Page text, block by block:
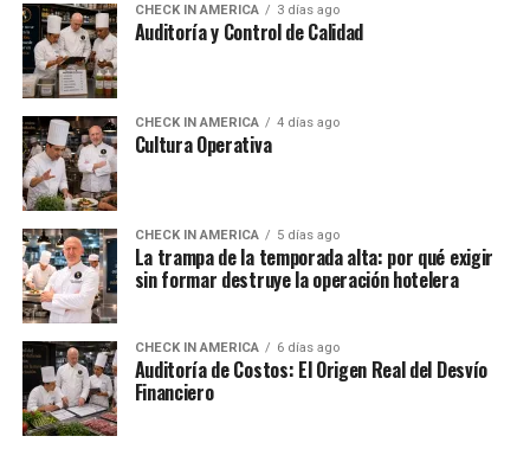
CHECK IN AMERICA 3 días ago
Auditoría y Control de Calidad
CHECK IN AMERICA 4 días ago
Cultura Operativa
CHECK IN AMERICA 5 días ago
La trampa de la temporada alta: por qué exigir
sin formar destruye la operación hotelera
CHECK IN AMERICA 6 días ago
Auditoría de Costos: El Origen Real del Desvío
Financiero